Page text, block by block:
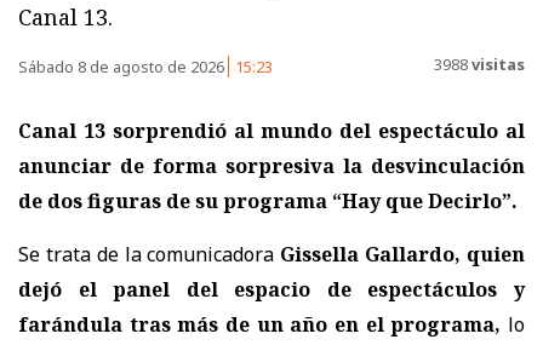
Canal 13.
Sábado 8 de agosto de 2026 15:23 3988visitas
Canal 13 sorprendió al mundo del espectáculo al
anunciar de forma sorpresiva la desvinculación
de dos figuras de su programa “Hay que Decirlo”.
Se trata de la comunicadora Gissella Gallardo, quien
dejó el panel del espacio de espectáculos y
farándula tras más de un año en el programa, lo